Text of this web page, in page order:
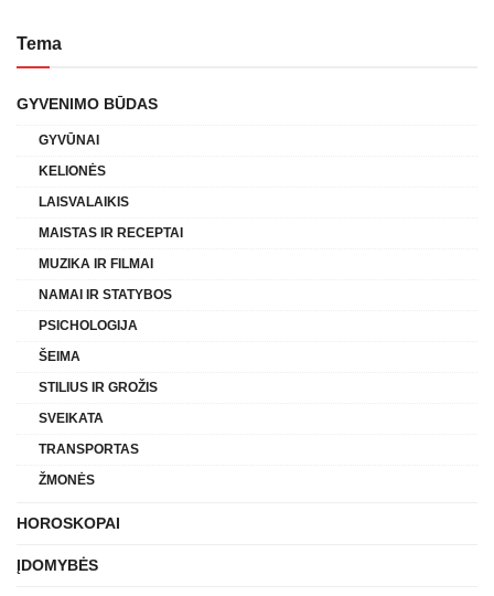
Tema
GYVENIMO BŪDAS
GYVŪNAI
KELIONĖS
LAISVALAIKIS
MAISTAS IR RECEPTAI
MUZIKA IR FILMAI
NAMAI IR STATYBOS
PSICHOLOGIJA
ŠEIMA
STILIUS IR GROŽIS
SVEIKATA
TRANSPORTAS
ŽMONĖS
HOROSKOPAI
ĮDOMYBĖS